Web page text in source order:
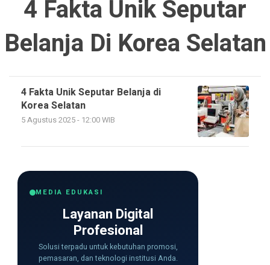
4 Fakta Unik Seputar
Belanja Di Korea Selatan
4 Fakta Unik Seputar Belanja di
Korea Selatan
5 Agustus 2025 - 12:00 WIB
MEDIA EDUKASI
Layanan Digital
Profesional
Solusi terpadu untuk kebutuhan promosi,
pemasaran, dan teknologi institusi Anda.